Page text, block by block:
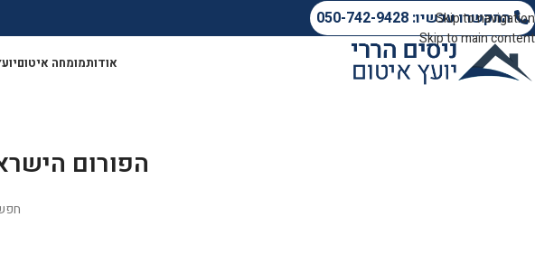
Skip to navigation
Skip to main content
התקשרו עכשיו: 050-742-9428
אודותמומחה איטום
הפורום